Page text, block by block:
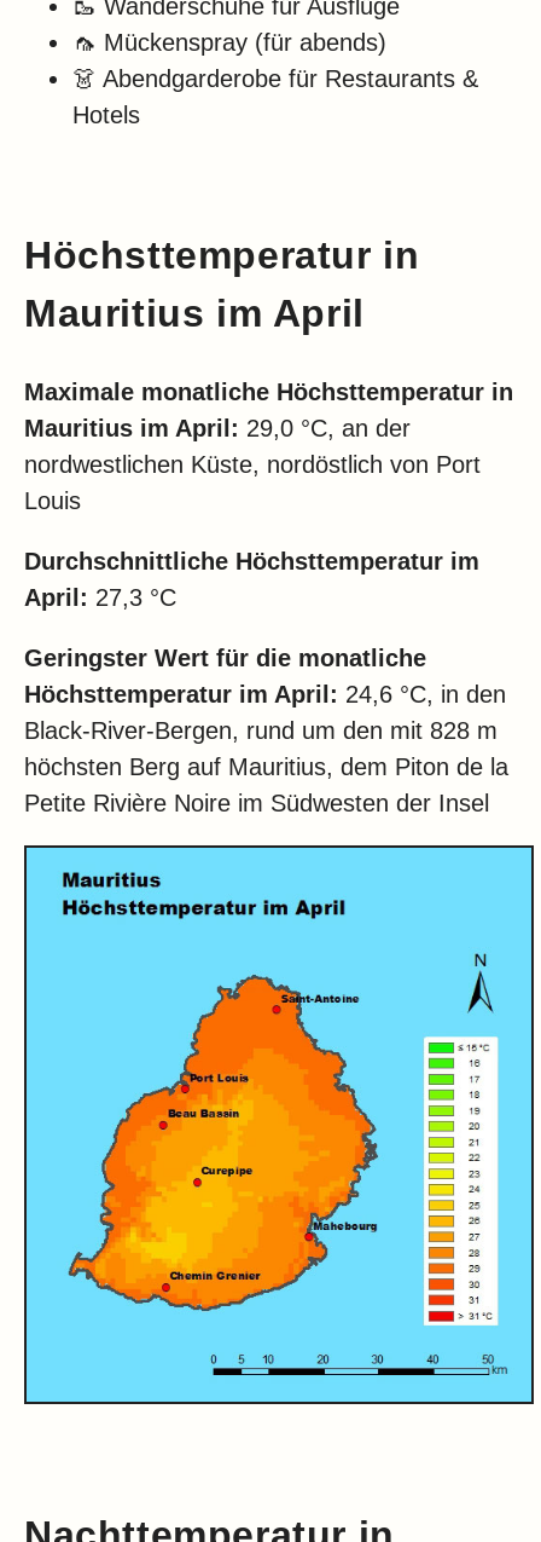
🥾 Wanderschuhe für Ausflüge
🦟 Mückenspray (für abends)
👗 Abendgarderobe für Restaurants &
Hotels
Höchsttemperatur in
Mauritius im April
Maximale monatliche Höchsttemperatur in
Mauritius im April: 29,0 °C, an der
nordwestlichen Küste, nordöstlich von Port
Louis
Durchschnittliche Höchsttemperatur im
April: 27,3 °C
Geringster Wert für die monatliche
Höchsttemperatur im April: 24,6 °C, in den
Black-River-Bergen, rund um den mit 828 m
höchsten Berg auf Mauritius, dem Piton de la
Petite Rivière Noire im Südwesten der Insel